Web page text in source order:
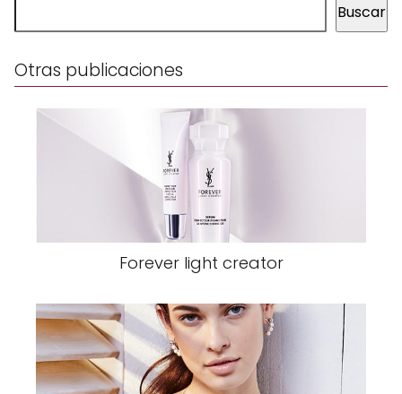
Buscar
Otras publicaciones
Forever light creator